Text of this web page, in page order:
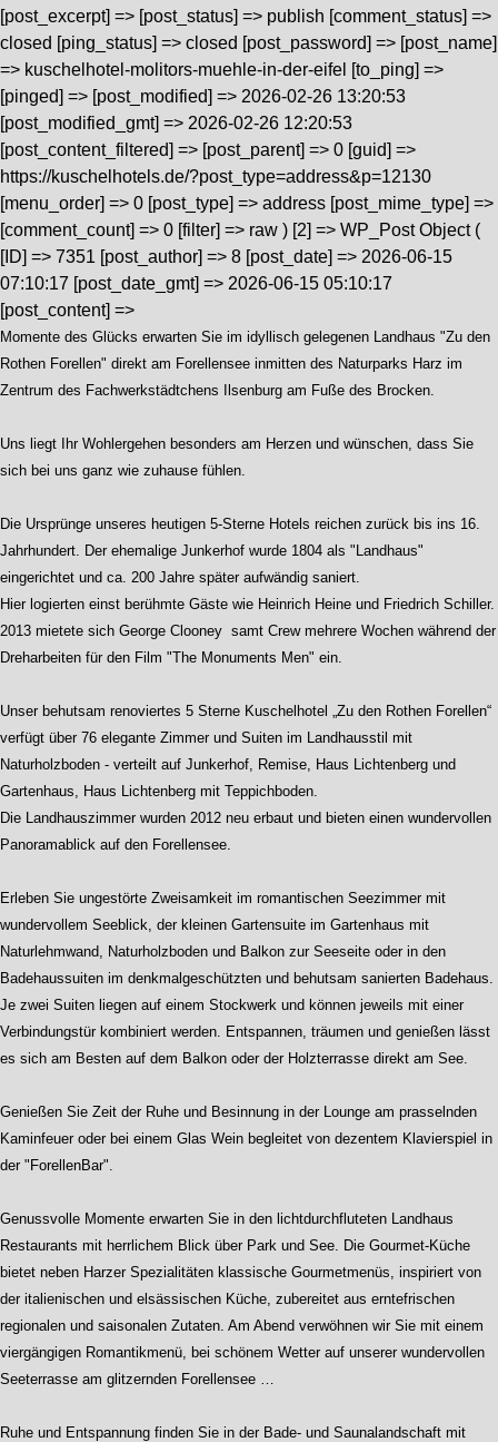
[post_excerpt] => [post_status] => publish [comment_status] =>
closed [ping_status] => closed [post_password] => [post_name]
=> kuschelhotel-molitors-muehle-in-der-eifel [to_ping] =>
[pinged] => [post_modified] => 2026-02-26 13:20:53
[post_modified_gmt] => 2026-02-26 12:20:53
[post_content_filtered] => [post_parent] => 0 [guid] =>
https://kuschelhotels.de/?post_type=address&p=12130
[menu_order] => 0 [post_type] => address [post_mime_type] =>
[comment_count] => 0 [filter] => raw ) [2] => WP_Post Object (
[ID] => 7351 [post_author] => 8 [post_date] => 2026-06-15
07:10:17 [post_date_gmt] => 2026-06-15 05:10:17
[post_content] =>
Momente des Glücks erwarten Sie im idyllisch gelegenen Landhaus "Zu den
Rothen Forellen" direkt am Forellensee inmitten des Naturparks Harz im
Zentrum des Fachwerkstädtchens Ilsenburg am Fuße des Brocken.
Uns liegt Ihr Wohlergehen besonders am Herzen und wünschen, dass Sie
sich bei uns ganz wie zuhause fühlen.
Die Ursprünge unseres heutigen 5-Sterne Hotels reichen zurück bis ins 16.
Jahrhundert. Der ehemalige Junkerhof wurde 1804 als "Landhaus"
eingerichtet und ca. 200 Jahre später aufwändig saniert.
Hier logierten einst berühmte Gäste wie Heinrich Heine und Friedrich Schiller.
2013 mietete sich George Clooney samt Crew mehrere Wochen während der
Dreharbeiten für den Film "The Monuments Men" ein.
Unser behutsam renoviertes 5 Sterne Kuschelhotel „Zu den Rothen Forellen“
verfügt über 76 elegante Zimmer und Suiten im Landhausstil mit
Naturholzboden - verteilt auf Junkerhof, Remise, Haus Lichtenberg und
Gartenhaus, Haus Lichtenberg mit Teppichboden.
Die Landhauszimmer wurden 2012 neu erbaut und bieten einen wundervollen
Panoramablick auf den Forellensee.
Erleben Sie ungestörte Zweisamkeit im romantischen Seezimmer mit
wundervollem Seeblick, der kleinen Gartensuite im Gartenhaus mit
Naturlehmwand, Naturholzboden und Balkon zur Seeseite oder in den
Badehaussuiten im denkmalgeschützten und behutsam sanierten Badehaus.
Je zwei Suiten liegen auf einem Stockwerk und können jeweils mit einer
Verbindungstür kombiniert werden. Entspannen, träumen und genießen lässt
es sich am Besten auf dem Balkon oder der Holzterrasse direkt am See.
Genießen Sie Zeit der Ruhe und Besinnung in der Lounge am prasselnden
Kaminfeuer oder bei einem Glas Wein begleitet von dezentem Klavierspiel in
der "ForellenBar".
Genussvolle Momente erwarten Sie in den lichtdurchfluteten Landhaus
Restaurants mit herrlichem Blick über Park und See. Die Gourmet-Küche
bietet neben Harzer Spezialitäten klassische Gourmetmenüs, inspiriert von
der italienischen und elsässischen Küche, zubereitet aus erntefrischen
regionalen und saisonalen Zutaten. Am Abend verwöhnen wir Sie mit einem
viergängigen Romantikmenü, bei schönem Wetter auf unserer wundervollen
Seeterrasse am glitzernden Forellensee …
Ruhe und Entspannung finden Sie in der Bade- und Saunalandschaft mit